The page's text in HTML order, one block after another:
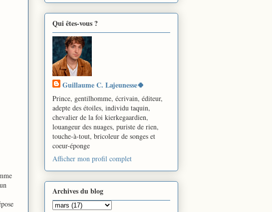
Qui êtes-vous ?
Guillaume C. Lajeunesse🍀
Prince, gentilhomme, écrivain, éditeur,
adepte des étoiles, individu taquin,
chevalier de la foi kierkegaardien,
louangeur des nuages, puriste de rien,
touche-à-tout, bricoleur de songes et
coeur-éponge
Afficher mon profil complet
Archives du blog